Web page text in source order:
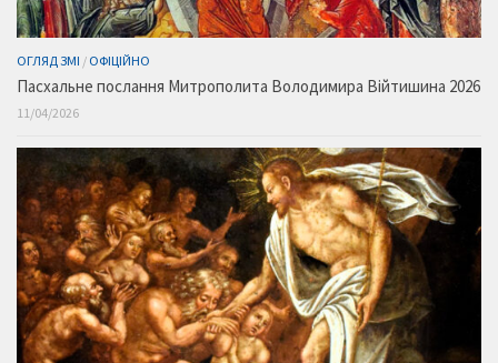
ОГЛЯД ЗМІ / ОФІЦІЙНО
Пасхальне послання Митрополита Володимира Війтишина 2026
11/04/2026